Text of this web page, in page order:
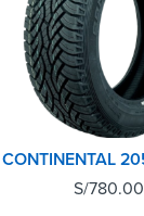
S/780.00